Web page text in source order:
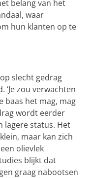
belang van het
waar
hun klanten op te
slecht gedrag
zou verwachten
baas het mag, mag
wordt eerder
lagere status. Het
maar kan zich
olievlek
blijkt dat
graag nabootsen